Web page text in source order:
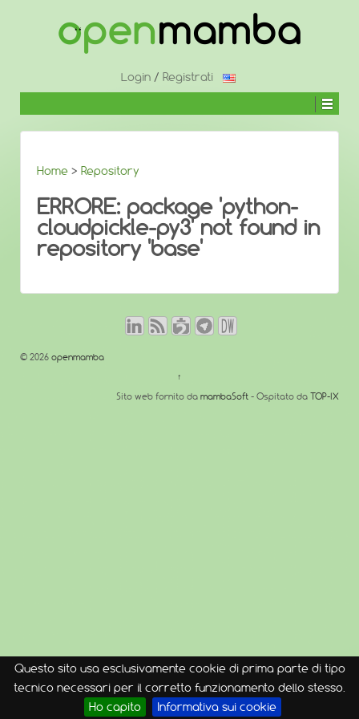
Questo sito usa esclusivamente cookie di prima parte di tipo
tecnico necessari per il corretto funzionamento dello stesso.
Ho capito
Informativa sui cookie
CONTENUTO
Login / Registrati
Home > Repository
ERRORE: package 'python-
cloudpickle-py3' not found in
repository 'base'
© 2026 openmamba
↑
Sito web fornito da mambaSoft - Ospitato da TOP-IX